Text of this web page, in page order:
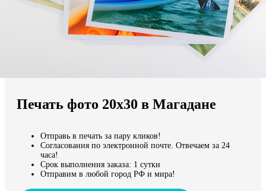
Мы доставляем по всему миру
Продолжить без города
Печать фото 20х30 в Магадане
Отправь в печать за пару кликов!
Согласования по электронной почте. Отвечаем за 24
часа!
Срок выполнения заказа: 1 сутки
Отправим в любой город РФ и мира!